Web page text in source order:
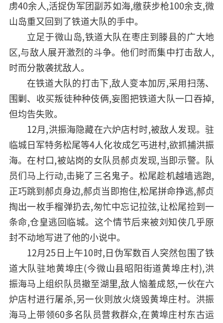
虏40余人,活捉伪军团副苏如海,缴获步枪100余支,微
山岛重又回到了铁道大队的手中。
立足于微山岛,铁道大队在枣庄到滕县的广大地
区,与敌人展开激烈的斗争。他们时而集中打击敌人,
时而分散袭扰敌人。
在铁道大队的打击下,敌人变本加厉,采用扫荡、
围剿、收买叛徒种种伎俩,妄图把铁道大队一口吞掉,
但均告失败。
12月,洪振海隐藏在六炉店村时,被敌人发现。驻
临城日军特务松尾等4人化妆成乞丐进村,欲抓捕洪振
海。在村口,被站岗的女队员郝贞发现,当即示警。队
员们马上行动,击毙了三名鬼子。松尾趁机越墙逃跑,
正巧跳到郝贞身边,郝贞当即抱住,松尾拼命挣逃,郝贞
掏出一枚手榴弹扔去,匆忙中忘记拉弦,让松尾捡到一
条命,仓皇逃回临城。这个情节后来被刘知侠几乎原
封不动地写进了他的小说中。
12月25日上午10时,日伪军数百人突然包围了铁
道大队驻地黄埠庄(今微山县昭阳街道黄埠庄村),洪
振海马上组织队员撤至湖里,敌人恼羞成怒,一伙在六
炉店村进行屠杀,另一伙则放火烧毁黄埠庄村。洪振
海马上带领60多名队员营救群众,在黄埠庄村东古运